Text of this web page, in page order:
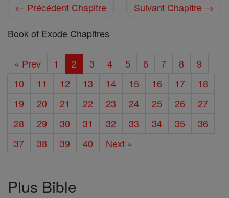
← Précédent Chapitre
Suivant Chapitre →
Book of Exode Chapitres
« Prev 1 2 3 4 5 6 7 8
9
10
11 12 13 14 15 16 17
18
19
20 21 22 23 24 25 26
27
28
29 30 31 32 33 34 35
36
37
38 39 40 Next »
Plus Bible